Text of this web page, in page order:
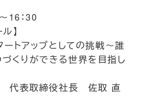
16：30
】
ートアップとしての挑戦～誰
くりができる世界を目指し
ク 代表取締役社長 佐取 直